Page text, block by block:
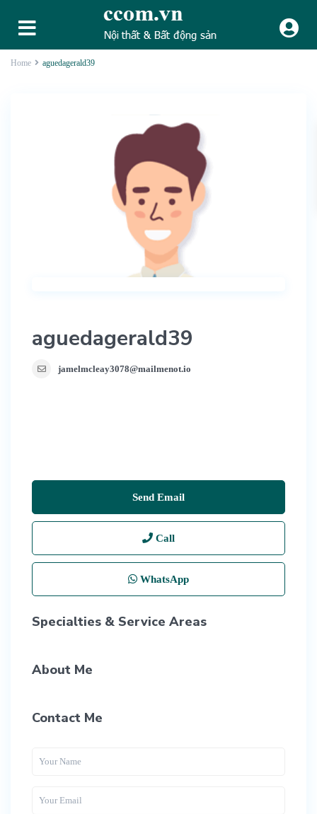
Home aguedagerald39
aguedagerald39
jamelmcleay3078@mailmenot.io
Send Email
Call
WhatsApp
Specialties & Service Areas
About Me
Contact Me